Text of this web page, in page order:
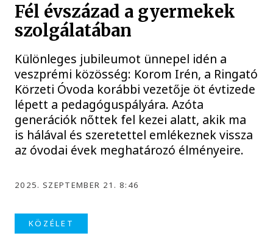
Fél évszázad a gyermekek
szolgálatában
Különleges jubileumot ünnepel idén a
veszprémi közösség: Korom Irén, a Ringató
Körzeti Óvoda korábbi vezetője öt évtizede
lépett a pedagóguspályára. Azóta
generációk nőttek fel kezei alatt, akik ma
is hálával és szeretettel emlékeznek vissza
az óvodai évek meghatározó élményeire.
2025. SZEPTEMBER 21. 8:46
KÖZÉLET